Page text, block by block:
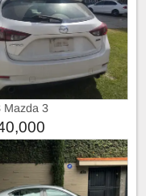
Mazda 3